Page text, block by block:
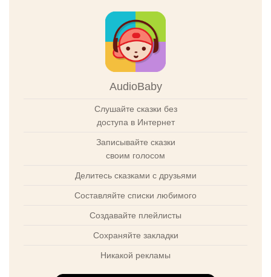
AudioBaby
Слушайте сказки без
доступа в Интернет
Записывайте сказки
своим голосом
Делитесь сказками с друзьями
Составляйте списки любимого
Создавайте плейлисты
Сохраняйте закладки
Никакой рекламы